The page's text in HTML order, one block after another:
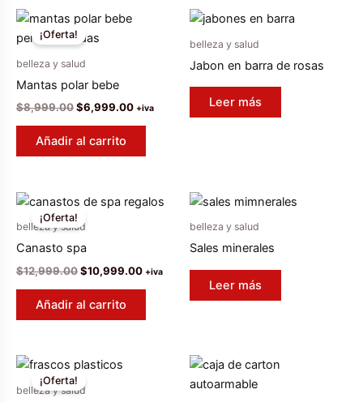
¡Oferta!
belleza y salud
Mantas polar bebe
$8,999.00El
original
era:
$6,999.00El+iva
Añadir al carrito
belleza y salud
Jabon en barra de rosas
Leer más
¡Oferta!
belleza y salud
Canasto spa
$12,999.00El
original
era:
$10,999.00El+iva
Añadir al carrito
belleza y salud
Sales minerales
Leer más
¡Oferta!
belleza y salud